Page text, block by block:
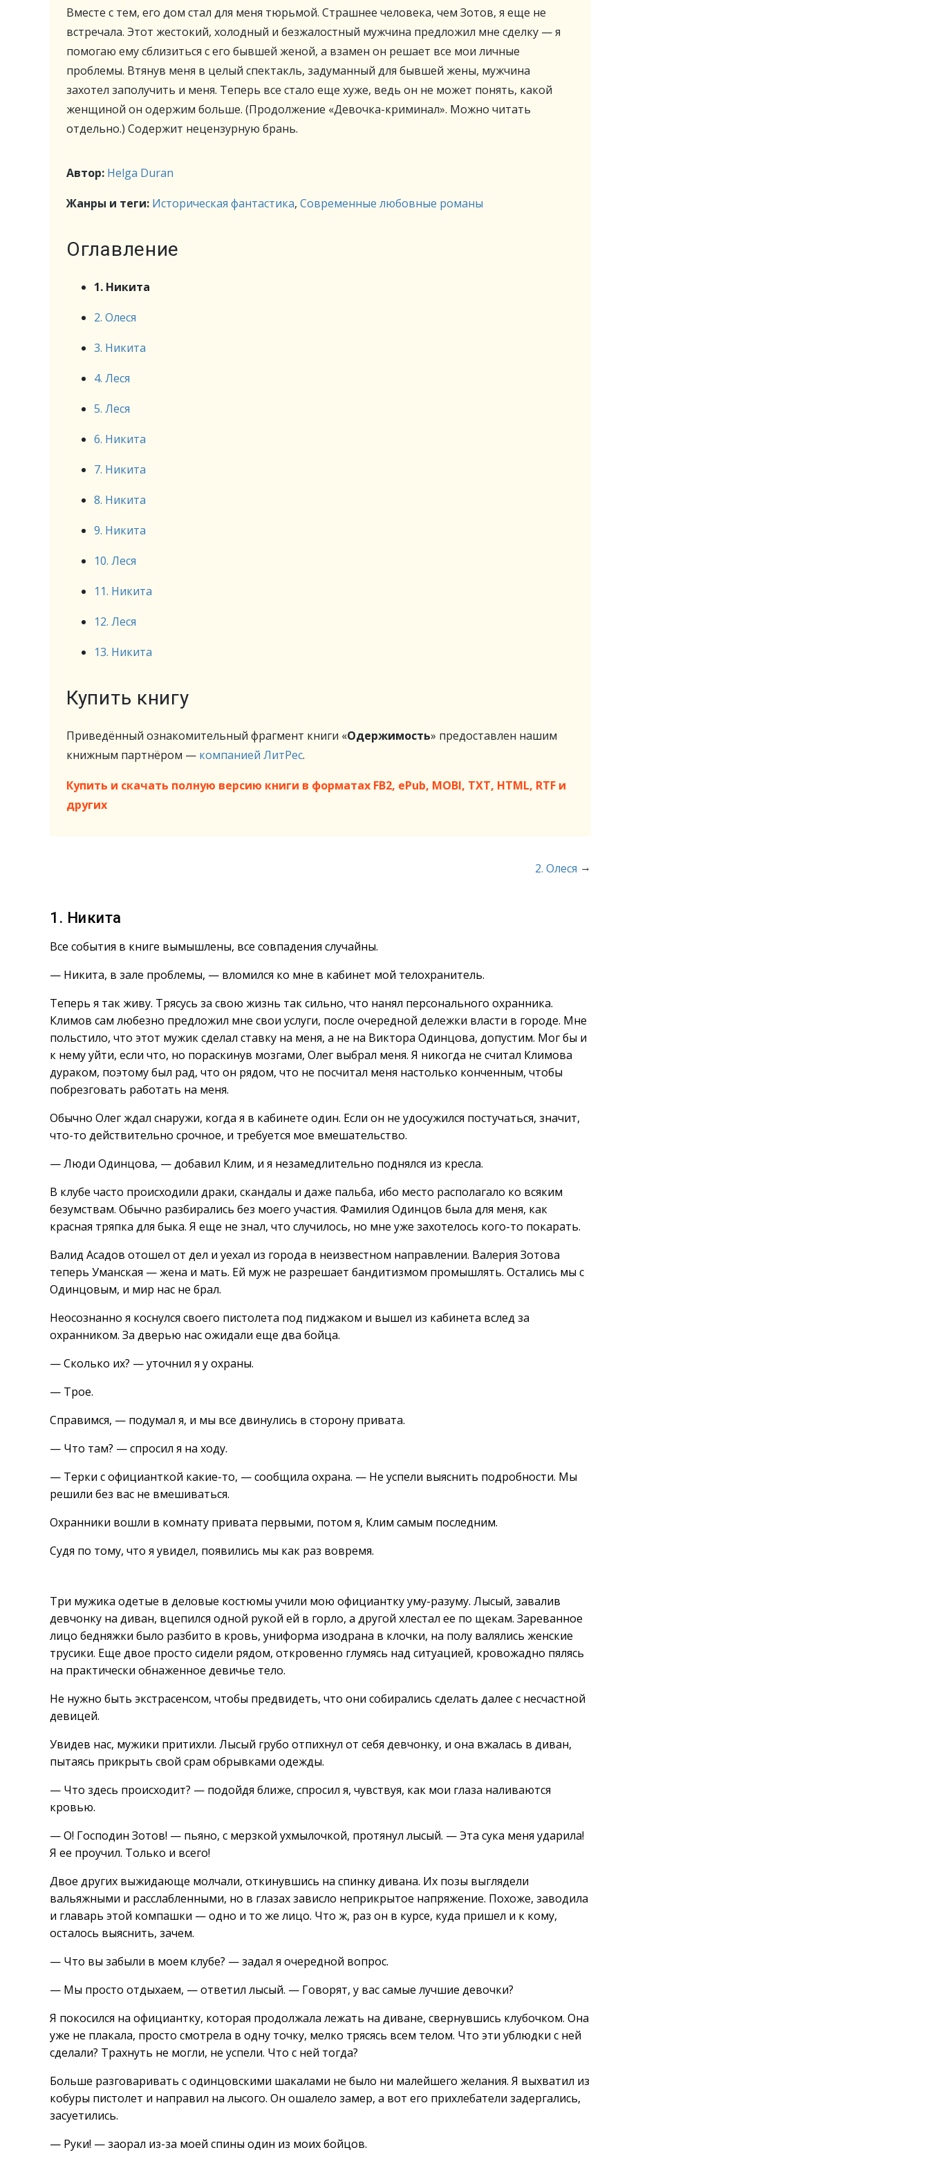
Вместе с тем, его дом стал для меня тюрьмой. Страшнее человека, чем Зотов, я еще не
встречала. Этот жестокий, холодный и безжалостный мужчина предложил мне сделку — я
помогаю ему сблизиться с его бывшей женой, а взамен он решает все мои личные
проблемы. Втянув меня в целый спектакль, задуманный для бывшей жены, мужчина
захотел заполучить и меня. Теперь все стало еще хуже, ведь он не может понять, какой
женщиной он одержим больше. (Продолжение «Девочка-криминал». Можно читать
отдельно.) Содержит нецензурную брань.
Автор: Helga Duran
Жанры и теги: Историческая фантастика, Современные любовные романы
Оглавление
1. Никита
2. Олеся
3. Никита
4. Леся
5. Леся
6. Никита
7. Никита
8. Никита
9. Никита
10. Леся
11. Никита
12. Леся
13. Никита
Купить книгу
Приведённый ознакомительный фрагмент книги «Одержимость» предоставлен нашим
книжным партнёром — компанией ЛитРес.
Купить и скачать полную версию книги в форматах FB2, ePub, MOBI, TXT, HTML, RTF и
других
2. Олеся →
1. Никита
Все события в книге вымышлены, все совпадения случайны.
— Никита, в зале проблемы, — вломился ко мне в кабинет мой телохранитель.
Теперь я так живу. Трясусь за свою жизнь так сильно, что нанял персонального охранника.
Климов сам любезно предложил мне свои услуги, после очередной дележки власти в городе. Мне
польстило, что этот мужик сделал ставку на меня, а не на Виктора Одинцова, допустим. Мог бы и
к нему уйти, если что, но пораскинув мозгами, Олег выбрал меня. Я никогда не считал Климова
дураком, поэтому был рад, что он рядом, что не посчитал меня настолько конченным, чтобы
побрезговать работать на меня.
Обычно Олег ждал снаружи, когда я в кабинете один. Если он не удосужился постучаться, значит,
что-то действительно срочное, и требуется мое вмешательство.
— Люди Одинцова, — добавил Клим, и я незамедлительно поднялся из кресла.
В клубе часто происходили драки, скандалы и даже пальба, ибо место располагало ко всяким
безумствам. Обычно разбирались без моего участия. Фамилия Одинцов была для меня, как
красная тряпка для быка. Я еще не знал, что случилось, но мне уже захотелось кого-то покарать.
Валид Асадов отошел от дел и уехал из города в неизвестном направлении. Валерия Зотова
теперь Уманская — жена и мать. Ей муж не разрешает бандитизмом промышлять. Остались мы с
Одинцовым, и мир нас не брал.
Неосознанно я коснулся своего пистолета под пиджаком и вышел из кабинета вслед за
охранником. За дверью нас ожидали еще два бойца.
— Сколько их? — уточнил я у охраны.
— Трое.
Справимся, — подумал я, и мы все двинулись в сторону привата.
— Что там? — спросил я на ходу.
— Терки с официанткой какие-то, — сообщила охрана. — Не успели выяснить подробности. Мы
решили без вас не вмешиваться.
Охранники вошли в комнату привата первыми, потом я, Клим самым последним.
Судя по тому, что я увидел, появились мы как раз вовремя.
Три мужика одетые в деловые костюмы учили мою официантку уму-разуму. Лысый, завалив
девчонку на диван, вцепился одной рукой ей в горло, а другой хлестал ее по щекам. Зареванное
лицо бедняжки было разбито в кровь, униформа изодрана в клочки, на полу валялись женские
трусики. Еще двое просто сидели рядом, откровенно глумясь над ситуацией, кровожадно пялясь
на практически обнаженное девичье тело.
Не нужно быть экстрасенсом, чтобы предвидеть, что они собирались сделать далее с несчастной
девицей.
Увидев нас, мужики притихли. Лысый грубо отпихнул от себя девчонку, и она вжалась в диван,
пытаясь прикрыть свой срам обрывками одежды.
— Что здесь происходит? — подойдя ближе, спросил я, чувствуя, как мои глаза наливаются
кровью.
— О! Господин Зотов! — пьяно, с мерзкой ухмылочкой, протянул лысый. — Эта сука меня ударила!
Я ее проучил. Только и всего!
Двое других выжидающе молчали, откинувшись на спинку дивана. Их позы выглядели
вальяжными и расслабленными, но в глазах зависло неприкрытое напряжение. Похоже, заводила
и главарь этой компашки — одно и то же лицо. Что ж, раз он в курсе, куда пришел и к кому,
осталось выяснить, зачем.
— Что вы забыли в моем клубе? — задал я очередной вопрос.
— Мы просто отдыхаем, — ответил лысый. — Говорят, у вас самые лучшие девочки?
Я покосился на официантку, которая продолжала лежать на диване, свернувшись клубочком. Она
уже не плакала, просто смотрела в одну точку, мелко трясясь всем телом. Что эти ублюдки с ней
сделали? Трахнуть не могли, не успели. Что с ней тогда?
Больше разговаривать с одинцовскими шакалами не было ни малейшего желания. Я выхватил из
кобуры пистолет и направил на лысого. Он ошалело замер, а вот его прихлебатели задергались,
засуетились.
— Руки! — заорал из-за моей спины один из моих бойцов.